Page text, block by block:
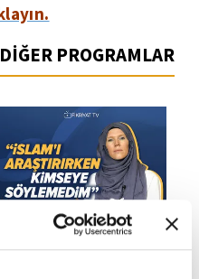
PROGRAMLAR
Jenny Molendyk Divleli